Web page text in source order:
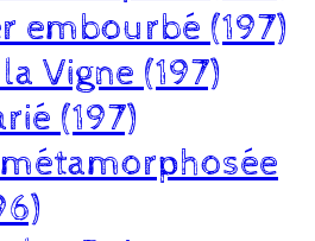
embourbé (197)
Vigne (197)
(197)